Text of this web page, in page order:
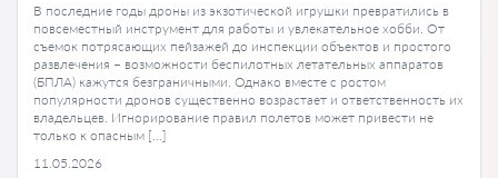
В последние годы дроны из экзотической игрушки превратились в
повсеместный инструмент для работы и увлекательное хобби. От
съемок потрясающих пейзажей до инспекции объектов и простого
развлечения – возможности беспилотных летательных аппаратов
(БПЛА) кажутся безграничными. Однако вместе с ростом
популярности дронов существенно возрастает и ответственность их
владельцев. Игнорирование правил полетов может привести не
только к опасным […]
11.05.2026